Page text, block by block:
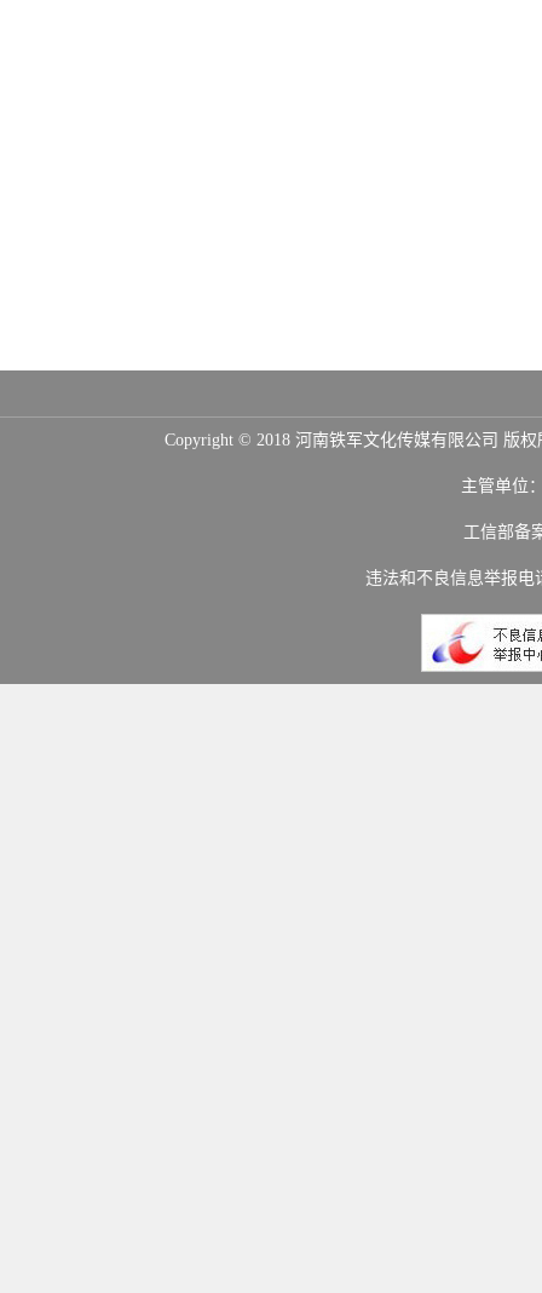
Copyright © 2018 河南铁军文化传媒有限公司 版
主管单位
工信部备
违法和不良信息举报